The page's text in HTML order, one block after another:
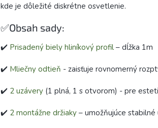
kde je dôležité diskrétne osvetlenie.
✅Obsah sady:
✔️ Prisadený biely hliníkový profil – dĺžka 1m
✔️ Mliečny odtieň - zaisťuje rovnomerný
✔️ 2 uzávery (1 plná, 1 s otvorom) - pre
✔️ 2 montážne držiaky – umožňujúce